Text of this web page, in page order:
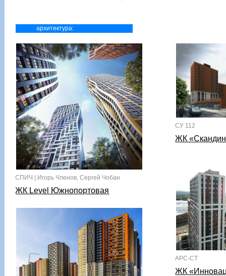
архитектура:
СПИЧ | Игорь Членов, Сергей Чобан
ЖК Level Южнопортовая
СУ 112
ЖК
АРС-СТ
ЖК